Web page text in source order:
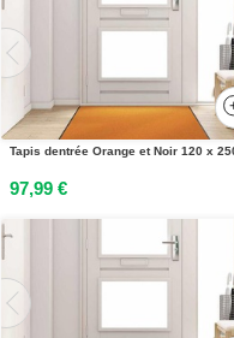
97,99 €